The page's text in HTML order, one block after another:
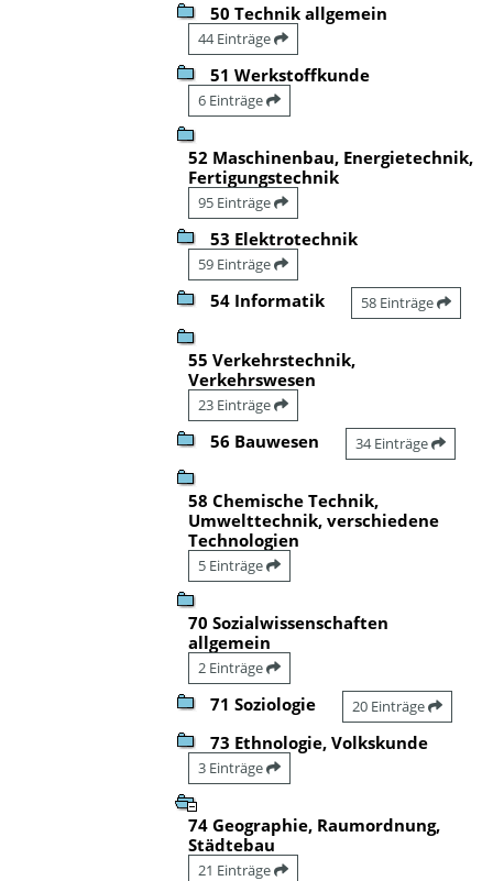
50 Technik allgemein
44 Einträge
51 Werkstoffkunde
6 Einträge
52 Maschinenbau, Energietechnik,
Fertigungstechnik
95 Einträge
53 Elektrotechnik
59 Einträge
54 Informatik 58 Einträge
55 Verkehrstechnik,
Verkehrswesen
23 Einträge
56 Bauwesen 34 Einträge
58 Chemische Technik,
Umwelttechnik, verschiedene
Technologien
5 Einträge
70 Sozialwissenschaften
allgemein
2 Einträge
71 Soziologie 20 Einträge
73 Ethnologie, Volkskunde
3 Einträge
74 Geographie, Raumordnung,
Städtebau
21 Einträge